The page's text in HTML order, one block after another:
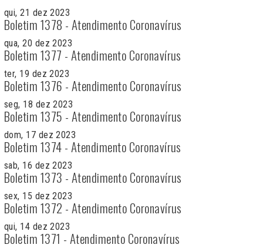
qui, 21 dez 2023
Boletim 1378 - Atendimento Coronavírus
qua, 20 dez 2023
Boletim 1377 - Atendimento Coronavírus
ter, 19 dez 2023
Boletim 1376 - Atendimento Coronavírus
seg, 18 dez 2023
Boletim 1375 - Atendimento Coronavírus
dom, 17 dez 2023
Boletim 1374 - Atendimento Coronavírus
sab, 16 dez 2023
Boletim 1373 - Atendimento Coronavírus
sex, 15 dez 2023
Boletim 1372 - Atendimento Coronavírus
qui, 14 dez 2023
Boletim 1371 - Atendimento Coronavírus